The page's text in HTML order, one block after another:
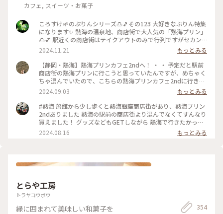
カフェ, スイーツ・お菓子
ころすけ🌱のぷりんシリーズ🍮🎵その123 大好きなぷりん特集
になります✨ 熱海の温泉地、商店街で大人気の「熱海プリン」
🍮💕 駅近くの商店街はテイクアウトのみで行列ですがセカン
ドカフェは空いていてイートインできます✨桶がテーブル代わ
りでトレードマークのカバのクッキー飾り付け🤍カバが生クリ
ームに埋もれぎみです🤭笑w それにしてもどうしてカバなの
でしょう😂 #熱海プリン #めちゃ人気 #まだバズり中 #カバ #
温泉地 #セカンド空いてておすすめ #旅先のぷりん最高すぎる
2024.11.21
もっとみる
【静岡・熱海】熱海プリンカフェ2ndへ！ ・ ・ 予定だと駅前
商店街の熱海プリンに行こうと思っていたんですが、めちゃく
ちゃ混んでいたので、こちらの熱海プリンカフェ2ndに行きま
した🍮 ・ まず店内が可愛い🩷雑貨が売っていたり、狭いです
がイートインスペースもあって、壁のイラストがカバや温泉イ
メージで可愛かったです。 ・ 念願の熱海プリンはテイクアウ
トで注文して、店内ではプリンソフトをいただきました。 ソフ
トクリーム部分に乗ってるキャラメルかな？食感があってよか
ったです。下の部分がプリンになっていて、甘くてとっても美
味しかったです😋 ・ ・ #熱海プリン #熱海プリンカフェ #熱海
2024.09.03
もっとみる
#熱海 旅館から少し歩くと熱海銀座商店街があり、熱海プリン
2ndありました 熱海の駅前の商店街より混んでなくてすんなり
買えました！ グッズなどもGETしながら 熱海で行きたかった
美術館、熱海プリン しかし熱海も相当暑いです
2024.08.16 もっとみる
とらや工房
トラヤコウボウ
緑に囲まれて美味しい和菓子を 354